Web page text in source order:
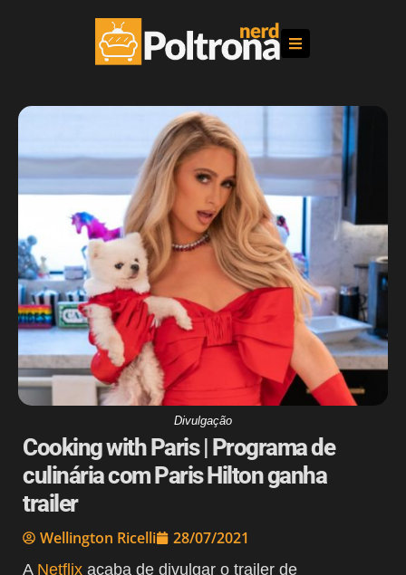
Divulgação
Cooking with Paris | Programa de
culinária com Paris Hilton ganha
trailer
Wellington Ricelli 28/07/2021
A Netflix acaba de divulgar o trailer de